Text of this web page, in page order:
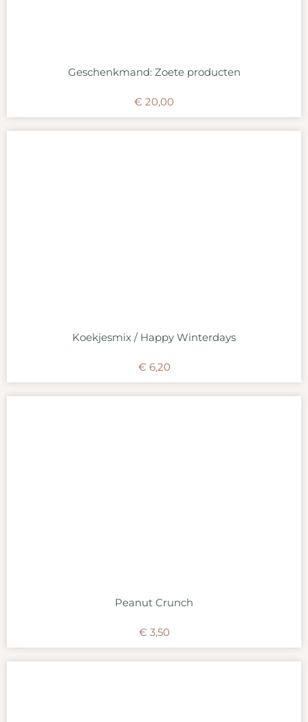
Geschenkmand: Zoete producten
€ 20,00
Koekjesmix / Happy Winterdays
€ 6,20
Peanut Crunch
€ 3,50